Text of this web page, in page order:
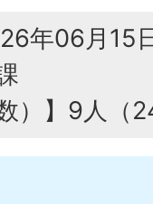
年06月
）】9人（